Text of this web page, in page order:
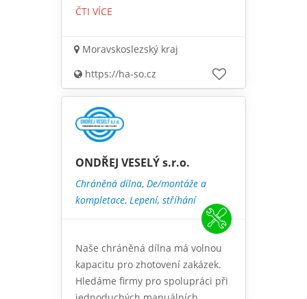
ČTI VÍCE
Moravskoslezský kraj
https://ha-so.cz
ONDŘEJ VESELÝ s.r.o.
Chráněná dílna, De/montáže a
kompletace, Lepení, stříhání
Naše chráněná dílna má volnou
kapacitu pro zhotovení zakázek.
Hledáme firmy pro spolupráci při